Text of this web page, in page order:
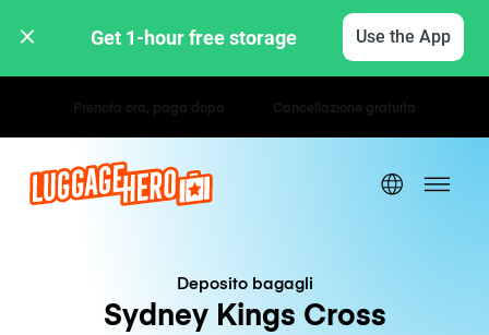
Get 1-hour free storage Use the App
Tariffe orarie / giornaliere
Deposito bagagli
Sydney Kings Cross